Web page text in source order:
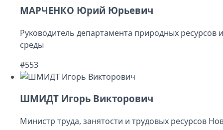
МАРЧЕНКО Юрий Юрьевич
Руководитель департамента природных
среды
#553
ШМИДТ Игорь Викторович
Министр труда, занятости и трудовых ресурсов